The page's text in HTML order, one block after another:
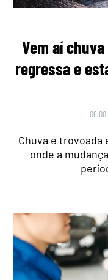
Vem aí
regressa e
06:00
Chuva e trovoada
onde a